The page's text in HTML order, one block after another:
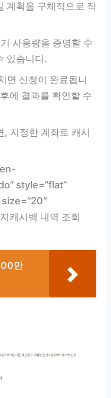
계획을 구체적으로 작
사용량을 증명할 수
있습니다.
면 신청이 완료됩니
에 결과를 확인할 수
, 지정한 계좌로 캐시
style=”flat”
캐시백 내역 조회
만